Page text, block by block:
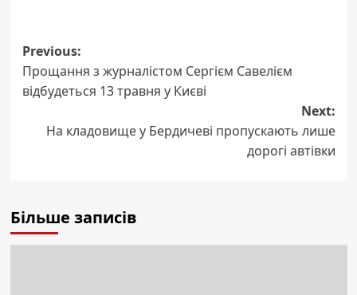
Post
navigation
Previous:
Прощання з журналістом Сергієм Савелієм
відбудеться 13 травня у Києві
Next:
На кладовище у Бердичеві пропускають лише
дорогі автівки
Більше записів